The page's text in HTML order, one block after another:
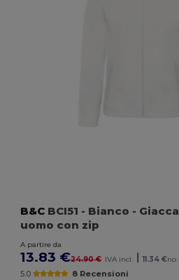
B&C BCI51 - Bianco -
uomo con zip
A partire da
13.83 €24.90 € IVA incl. | 11.34 €no
5.0 8 Recensioni